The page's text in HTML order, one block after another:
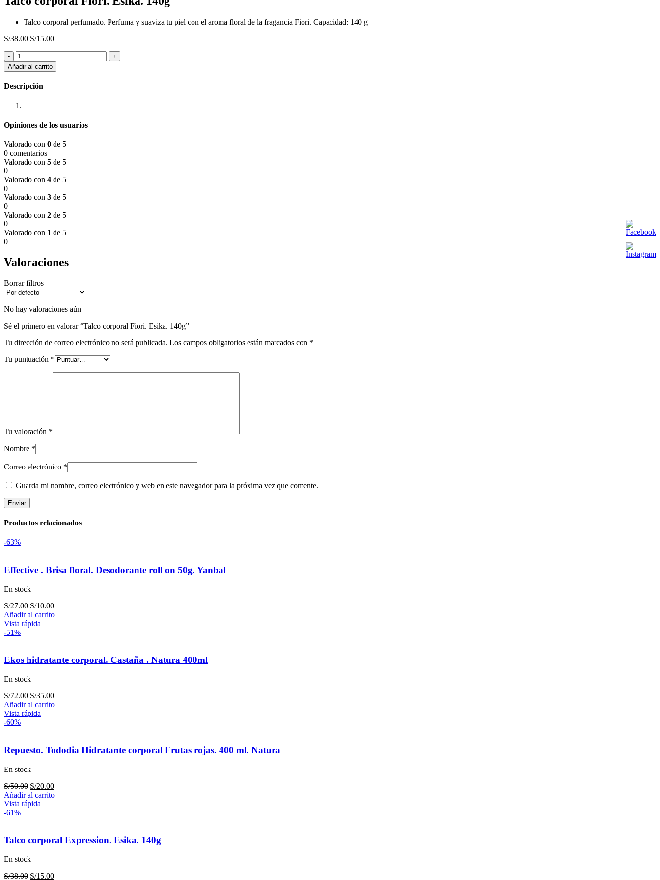
Talco corporal perfumado. Perfuma y suaviza tu piel con el aroma floral de la fragancia Fiori. Capacidad: 140 g
S/38.00 El
era:
S/38.00.
S/15.00El
es:
S/15.00.
Talco
corporal
Fiori.
Esika.
140g
Añadir al carrito
Descripción
Opiniones de los usuarios
Valorado con 0 de 5
0 comentarios
Valorado con 5 de 5
0
Valorado con 4 de 5
0
Valorado con 3 de 5
0
Valorado con 2 de 5
0
Valorado con 1 de 5
0
Valoraciones
Borrar filtros
No hay valoraciones aún.
Sé el primero en valorar “Talco corporal Fiori. Esika. 140g”
Tu dirección de correo electrónico no será publicada. Los campos obligatorios están marcados con *
Tu puntuación *
Tu valoración *
Nombre *
Correo electrónico *
Guarda mi nombre, correo electrónico y web en este navegador para la próxima vez que comente.
Productos relacionados
-63%
Effective . Brisa floral. Desodorante roll on 50g. Yanbal
En stock
S/27.00 El
precio
original
S/10.00El
precio
Añadir al carrito
Vista rápida
-51%
Ekos hidratante corporal. Castaña . Natura 400ml
En stock
S/72.00 El
precio
original
S/35.00El
precio
Añadir al carrito
Vista rápida
-60%
Repuesto. Tododia Hidratante corporal Frutas rojas. 400 ml. Natura
En stock
S/50.00 El
precio
original
S/20.00El
precio
Añadir al carrito
Vista rápida
-61%
Talco corporal Expression. Esika. 140g
En stock
S/38.00 El
S/15.00El